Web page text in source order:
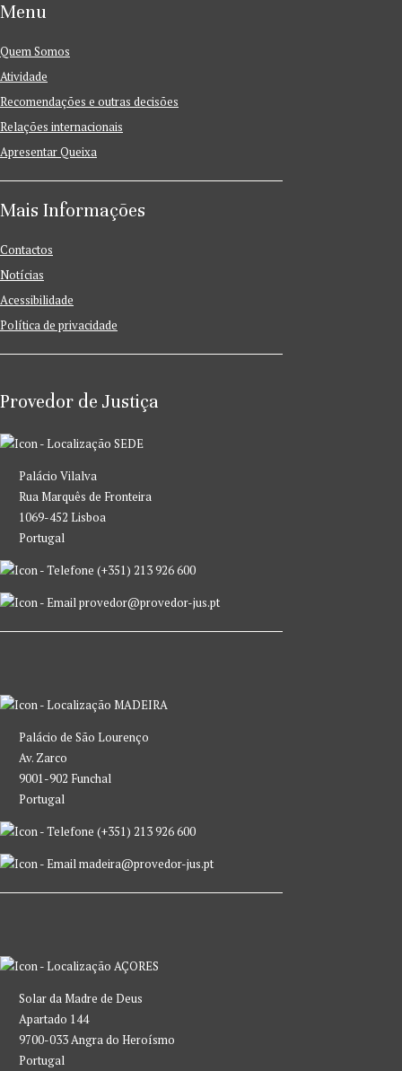
Menu
Quem Somos
Atividade
Recomendações e outras decisões
Relações internacionais
Apresentar Queixa
Mais Informações
Contactos
Notícias
Acessibilidade
Política de privacidade
Provedor de Justiça
SEDE
Palácio Vilalva
Rua Marquês de Fronteira
1069-452 Lisboa
Portugal
(+351) 213 926 600
provedor@provedor-jus.pt
MADEIRA
Palácio de São Lourenço
Av. Zarco
9001-902 Funchal
Portugal
(+351) 213 926 600
madeira@provedor-jus.pt
AÇORES
Solar da Madre de Deus
Apartado 144
9700-033 Angra do Heroísmo
Portugal